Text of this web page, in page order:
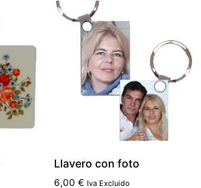
Llavero con foto
6,00 € Iva Excluido